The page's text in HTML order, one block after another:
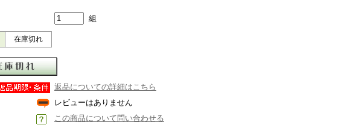
組
在庫切れ
返品についての詳細はこちら
レビューはありません
この商品について問い合わせる